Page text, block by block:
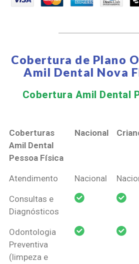
Cobertura de Plano
Amil Dental Nova
Cobertura Amil Dental
Coberturas
Amil Dental
Pessoa Física
Nacional
Coberturas
Pessoa Física
Nacional
Atendimento Nacional
Consultas e
Diagnósticos
Odontologia
Preventiva
(limpeza e